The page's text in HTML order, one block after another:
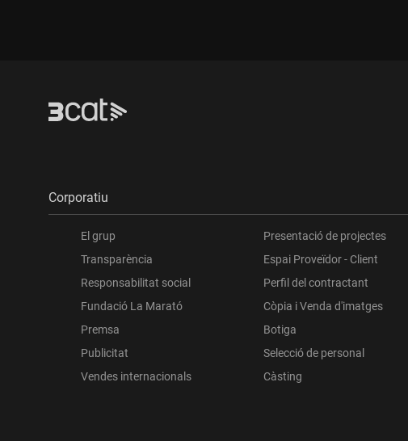
Corporatiu
El grup
Transparència
Responsabilitat social
Fundació La Marató
Premsa
Publicitat
Vendes internacionals
Presentació de projectes
Espai Proveïdor - Client
Perfil del contractant
Còpia i Venda d'imatges
Botiga
Selecció de personal
Càsting